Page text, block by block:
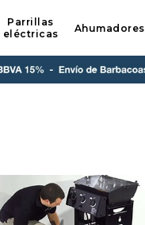
Parrillas
eléctricas
Ahumadores